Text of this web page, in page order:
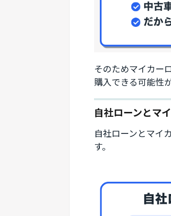
そのためマイカー
購入できる可能性
自社ローンとマ
自社ローンとマイ
す。